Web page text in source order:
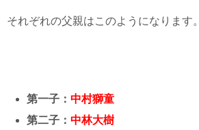
それぞれの父親はこのようになります。
第一子：中村獅童
第二子：中林大樹